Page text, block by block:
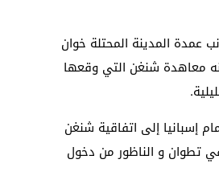
عمدة المدينة المحتلة خوان
معاهدة شنغن التي وقعها
، أضاف بروتوكول انضمام إسبانيا إلى اتفاقية شنغن
في تطوان و الناظور من دخول